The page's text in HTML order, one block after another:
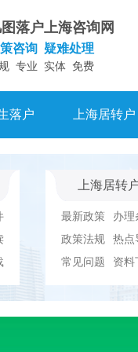
落户上海咨询网
咨询 疑难处理
专业 实体 免费
落户 上海居转户
上海居转
最新政策
办理
政策法规
热点
常见问题
资料